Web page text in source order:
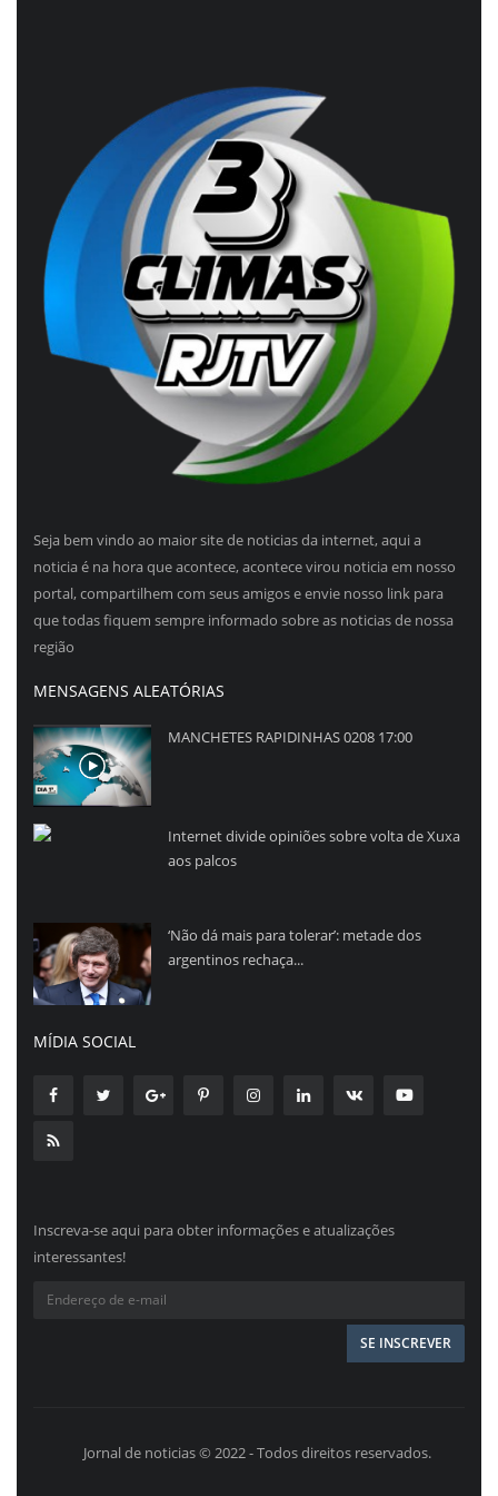
Seja bem vindo ao maior site de noticias da internet, aqui a
noticia é na hora que acontece, acontece virou noticia em nosso
portal, compartilhem com seus amigos e envie nosso link para
que todas fiquem sempre informado sobre as noticias de nossa
região
MENSAGENS ALEATÓRIAS
MANCHETES RAPIDINHAS 0208 17:00
Internet divide opiniões sobre volta de Xuxa
aos palcos
‘Não dá mais para tolerar’: metade dos
argentinos rechaça...
MÍDIA SOCIAL
Inscreva-se aqui para obter informações e atualizações
interessantes!
Jornal de noticias © 2022 - Todos direitos reservados.